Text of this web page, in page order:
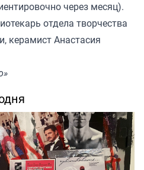
через месяц).
отдела творчества
керамист Анастасия